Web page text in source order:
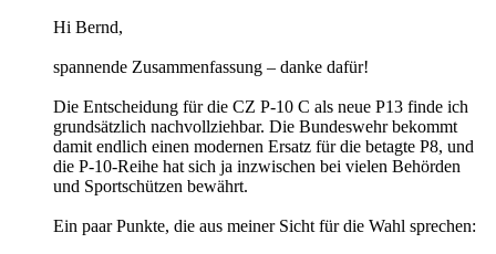
Hi Bernd,
spannende Zusammenfassung – danke dafür!
Die Entscheidung für die CZ P‑10 C als neue P13 finde ich
grundsätzlich nachvollziehbar. Die Bundeswehr bekommt
damit endlich einen modernen Ersatz für die betagte P8, und
die P‑10‑Reihe hat sich ja inzwischen bei vielen Behörden
und Sportschützen bewährt.
Ein paar Punkte, die aus meiner Sicht für die Wahl sprechen: